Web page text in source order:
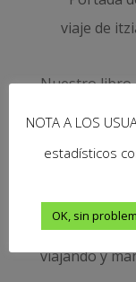
Nuestro libro
ayudará en
cuestiones
y, con cada
viajando y
NOTA A LOS
estadísticos
OK, sin